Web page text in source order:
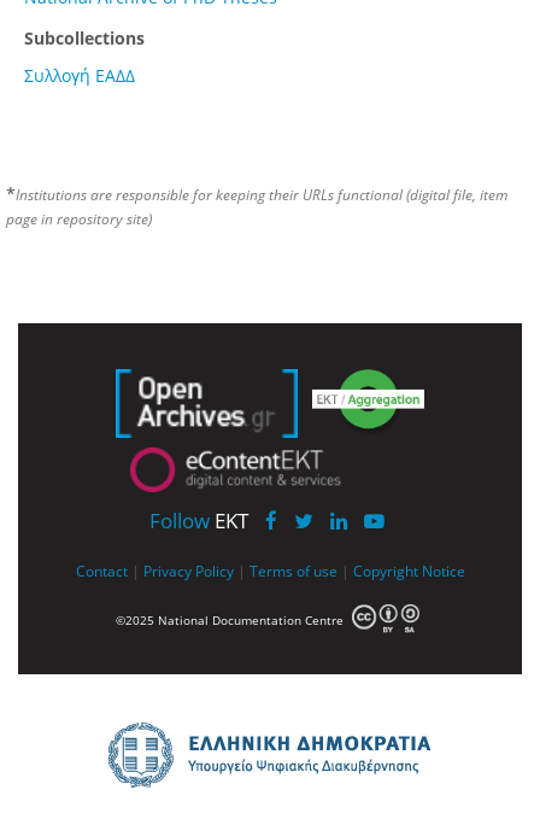
Subcollections
Συλλογή ΕΑΔΔ
*Institutions are responsible for keeping their URLs functional (digital file, item
page in repository site)
Follow EKT
Contact | Privacy Policy | Terms of use | Copyright Notice
©2025 National Documentation Centre